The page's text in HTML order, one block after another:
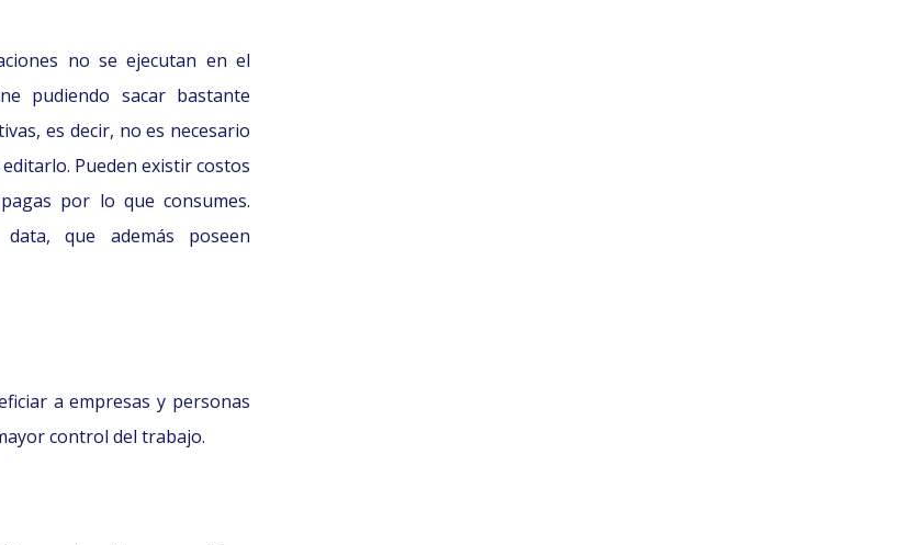
no se ejecutan en el
pudiendo sacar bastante
es decir, no es necesario
Pueden existir costos
por lo que consumes.
que además poseen
a empresas y personas
control del trabajo.